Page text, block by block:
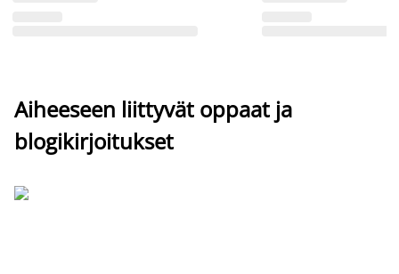
Aiheeseen liittyvät oppaat ja
blogikirjoitukset